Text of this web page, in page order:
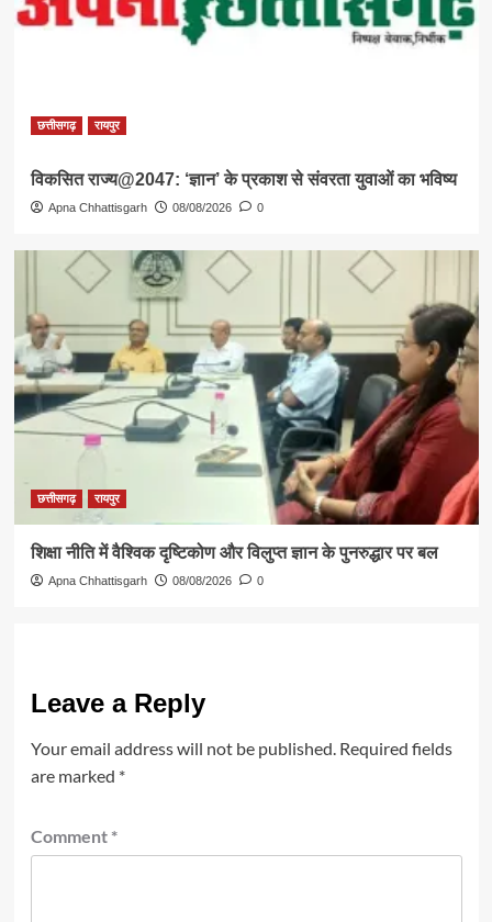
छत्तीसगढ़ रायपुर
विकसित राज्य@2047: ‘ज्ञान’ के प्रकाश से संवरता युवाओं का भविष्य
Apna Chhattisgarh 08/08/2026 0
छत्तीसगढ़ रायपुर
शिक्षा नीति में वैश्विक दृष्टिकोण और विलुप्त ज्ञान के पुनरुद्धार पर बल
Apna Chhattisgarh 08/08/2026 0
Leave a Reply
Your email address will not be published. Required fields
are marked *
Comment *